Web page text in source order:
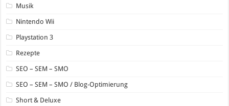
Musik
Nintendo Wii
Playstation 3
Rezepte
SEO – SEM – SMO
SEO – SEM – SMO / Blog-Optimierung
Short & Deluxe